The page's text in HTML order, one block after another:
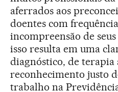
aferrados aos
doentes com
incompreensão de
isso resulta em uma
diagnóstico, de terapia
reconhecimento justo
trabalho na